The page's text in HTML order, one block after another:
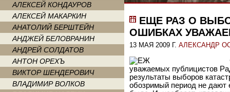
АЛЕКСЕЙ КОНДАУРОВ
АЛЕКСЕЙ МАКАРКИН
АНАТОЛИЙ БЕРШТЕЙН
АНДЖЕЙ БЕЛОВРАНИН
АНДРЕЙ СОЛДАТОВ
АНТОН ОРЕХЪ
ВИКТОР ШЕНДЕРОВИЧ
ВЛАДИМИР ВОЛКОВ
ЕЩЕ РАЗ О
ОШИБКАХ
13 МАЯ 2009 Г. АЛЕКСАНДР
уважаемых публицистов
результаты выборов
обозримый период не дают